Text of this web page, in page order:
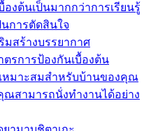
งต้นเป็นมากกว่าการเรียนรู้
นการตัดสินใจ
มสร้างบรรยากาศ
รการป้องกันเบื้องต้น
หมาะสมสำหรับบ้านของคุณ
ณสามารถนั่งทำงานได้อย่าง